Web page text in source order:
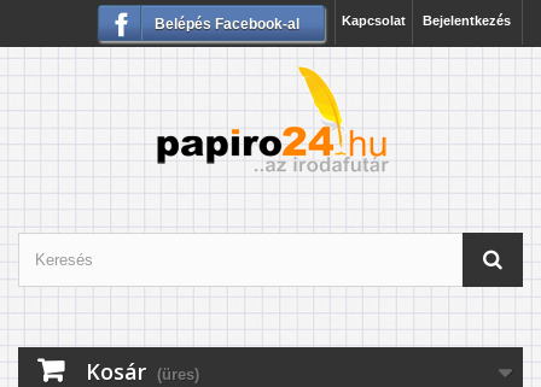
Bejelentkezés
Kapcsolat
Belépés Facebook-al
Kosár (üres)